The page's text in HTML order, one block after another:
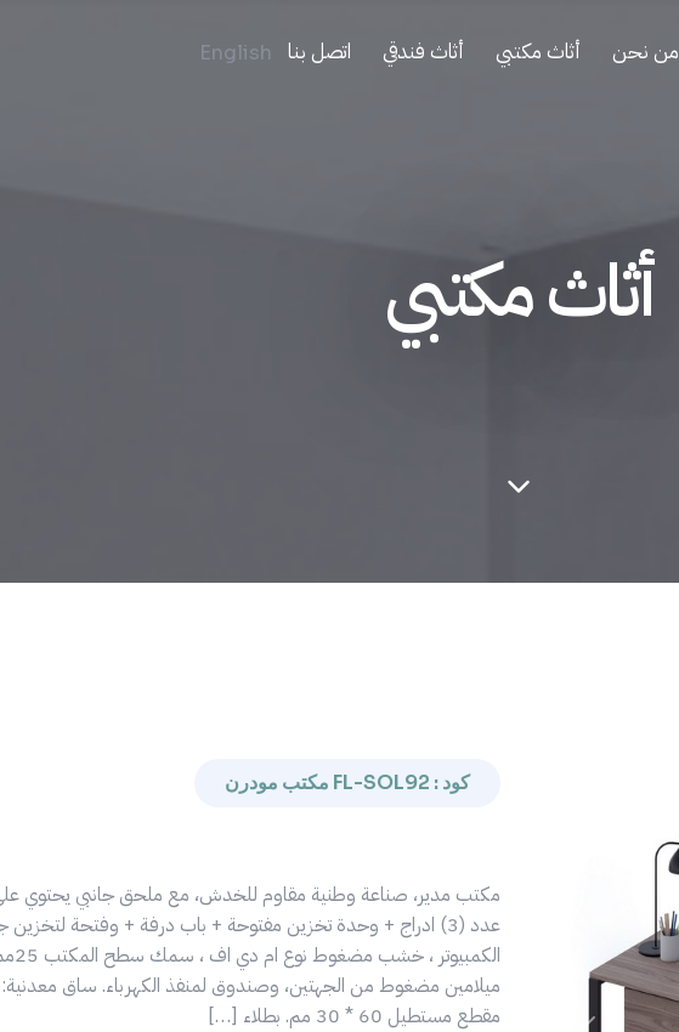
من نحن أثاث مكتبي أثاث فندقي اتصل بنا English
أثاث مكتبي
كود : FL-SOL92 مكتب مودرن
مكتب مدير، صناعة وطنية مقاوم للخدش، مع ملحق جانبي يحتوي
عدد (3) ادراج + وحدة تخزين مفتوحة + باب درفة + وفتحة لتخزين
الكمبيوتر ، خشب
ميلامين مضغوط من الجهتين، وصندوق لمنفذ الكهرباء. ساق معدنية:
مقطع مستطيل 60 * 30 مم. بطلاء […]